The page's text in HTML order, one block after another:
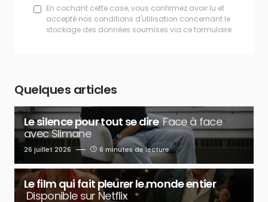
En cochant cette case, vous confirmez avoir lu et
accepté nos conditions d'utilisation concernant le
stockage des données soumises via ce formulaire.
Quelques articles
Le silence pour tout se dire Face à face
avec Slimane
26 juillet 2026 6 minutes de lecture
Le film qui fait pleurer le monde entier
Disponible sur Netflix